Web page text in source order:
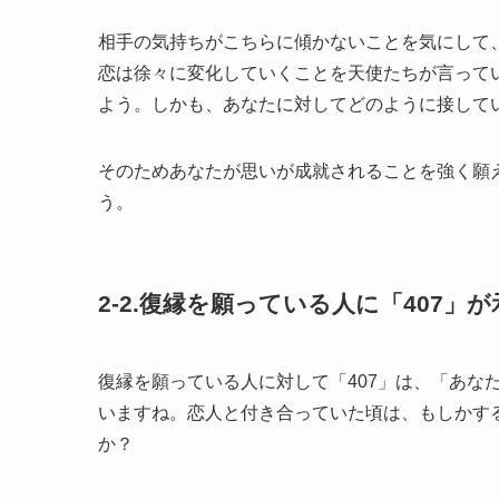
相手の気持ちがこちらに傾かないことを気にし
恋は徐々に変化していくことを天使たちが言っ
よう。しかも、あなたに対してどのように接し
そのためあなたが思いが成就されることを強く
う。
2-2.復縁を願っている人に「407」が
復縁を願っている人に対して「407」は、「あな
いますね。恋人と付き合っていた頃は、もしか
か？